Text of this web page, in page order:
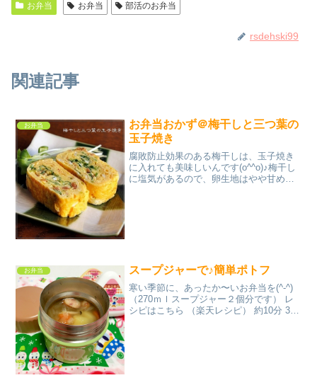
お弁当 お弁当 部活のお弁当
rsdehski99
関連記事
お弁当
お弁当おかず＠梅干しと三つ葉の
玉子焼き
腐敗防止効果のある梅干しは、玉子焼き
に入れても美味しいんです(o^^o)♪梅干し
に塩気があるので、卵生地はやや甘めが
お弁当 スープジャーで♪簡単ポトフ
寒い季節に、あったか〜いお弁当を(^-^)
（270ｍｌスープジャー２個分です） レ
シピはこちら （楽天レシピ） 約10分 300